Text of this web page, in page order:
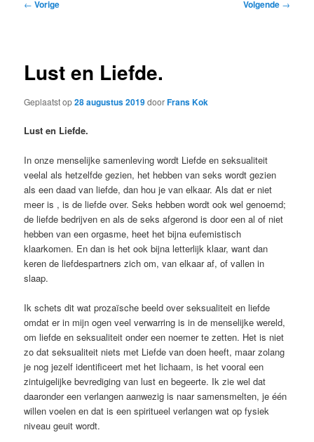
← Vorige Volgende →
Lust en Liefde.
Geplaatst op28 augustus 2019doorFrans Kok
Lust en Liefde.
In onze menselijke samenleving wordt Liefde en seksualiteit
veelal als hetzelfde gezien, het hebben van seks wordt gezien
als een daad van liefde, dan hou je van elkaar. Als dat er niet
meer is , is de liefde over. Seks hebben wordt ook wel genoemd;
de liefde bedrijven en als de seks afgerond is door een al of niet
hebben van een orgasme, heet het bijna eufemistisch
klaarkomen. En dan is het ook bijna letterlijk klaar, want dan
keren de liefdespartners zich om, van elkaar af, of vallen in
slaap.
Ik schets dit wat prozaïsche beeld over seksualiteit en liefde
omdat er in mijn ogen veel verwarring is in de menselijke wereld,
om liefde en seksualiteit onder een noemer te zetten. Het is niet
zo dat seksualiteit niets met Liefde van doen heeft, maar zolang
je nog jezelf identificeert met het lichaam, is het vooral een
zintuigelijke bevrediging van lust en begeerte. Ik zie wel dat
daaronder een verlangen aanwezig is naar samensmelten, je één
willen voelen en dat is een spiritueel verlangen wat op fysiek
niveau geuit wordt.